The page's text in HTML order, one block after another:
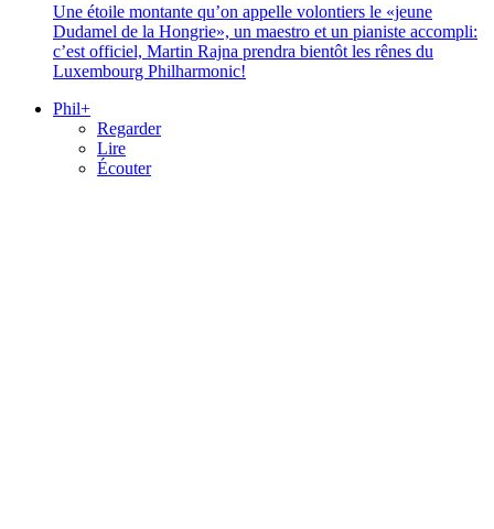
Une étoile montante qu’on appelle volontiers le «jeune
Dudamel de la Hongrie», un maestro et un pianiste accompli:
c’est officiel, Martin Rajna prendra bientôt les rênes du
Luxembourg Philharmonic!
Phil+
Regarder
Lire
Écouter